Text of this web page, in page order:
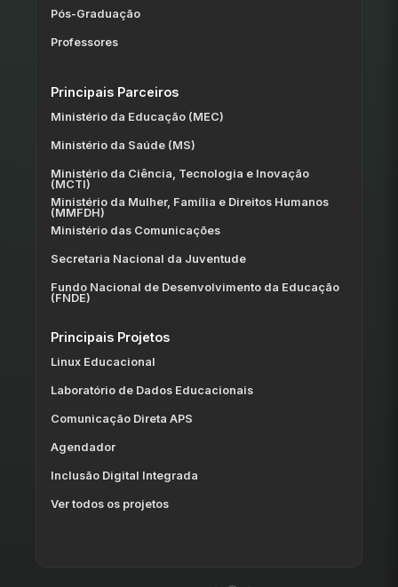
Pós-Graduação
Professores
Principais Parceiros
Ministério da Educação (MEC)
Ministério da Saúde (MS)
Ministério da Ciência, Tecnologia e Inovação
(MCTI)
Ministério da Mulher, Família e Direitos Humanos
(MMFDH)
Ministério das Comunicações
Secretaria Nacional da Juventude
Fundo Nacional de Desenvolvimento da Educação
(FNDE)
Principais Projetos
Linux Educacional
Laboratório de Dados Educacionais
Comunicação Direta APS
Agendador
Inclusão Digital Integrada
Ver todos os projetos